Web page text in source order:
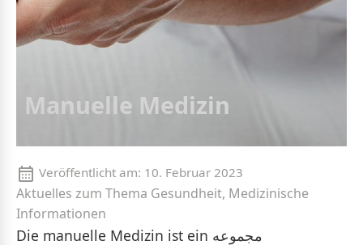
Manuelle Medizin
Veröffentlicht am: 10. Februar 2023
Aktuelles zum Thema Gesundheit, Medizinische
Informationen
Die manuelle Medizin ist ein مجموعه